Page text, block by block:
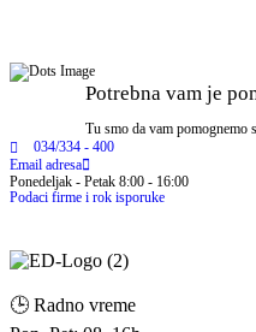
Potrebna vam je
Tu smo da vam pomognemo
034/334 - 400
Email adresa
Ponedeljak - Petak 8:00 - 16:00
Podaci firme i rok isporuke
🕒 Radno vreme